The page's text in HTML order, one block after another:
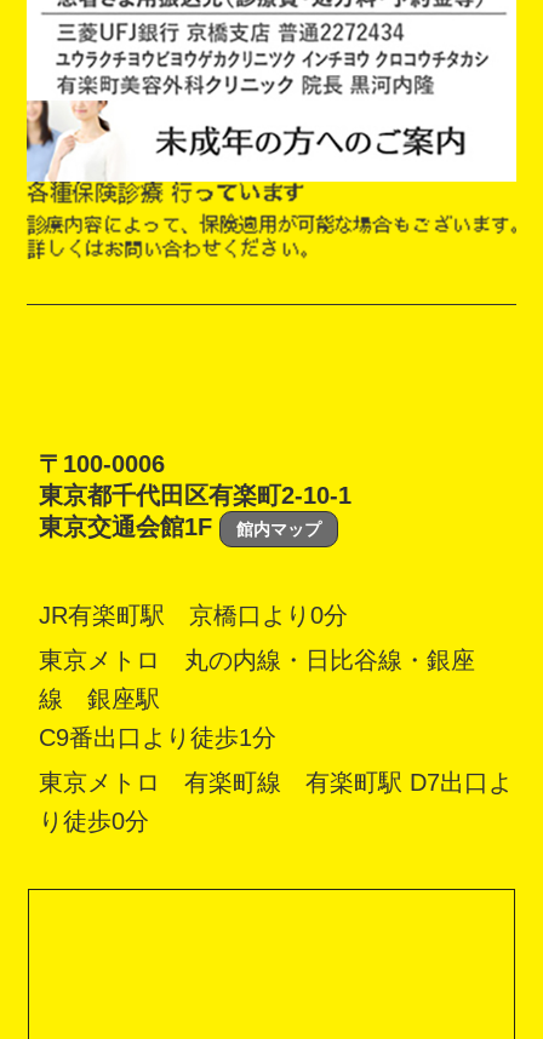
〒100-0006
東京都千代田区有楽町2-10-1
東京交通会館1F
館内マップ
JR有楽町駅 京橋口より0分
東京メトロ 丸の内線・日比谷線・銀座
線 銀座駅
C9番出口より徒歩1分
東京メトロ 有楽町線 有楽町駅 D7出口よ
り徒歩0分